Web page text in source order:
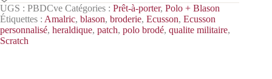
UGS : PBDCve Catégories : Prêt-à-porter, Polo + Blason
Étiquettes : Amalric, blason, broderie, Ecusson, Ecusson
personnalisé, heraldique, patch, polo brodé, qualite militaire,
Scratch